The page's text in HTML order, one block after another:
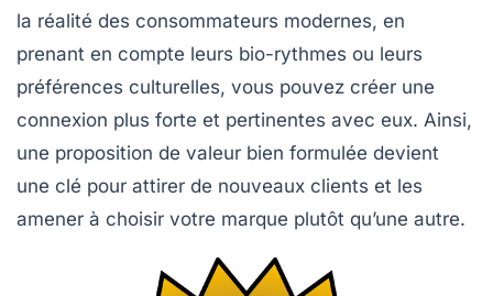
la réalité des consommateurs modernes, en
prenant en compte leurs bio-rythmes ou leurs
préférences culturelles, vous pouvez créer une
connexion plus forte et pertinentes avec eux. Ainsi,
une proposition de valeur bien formulée devient
une clé pour attirer de nouveaux clients et les
amener à choisir votre marque plutôt qu’une autre.